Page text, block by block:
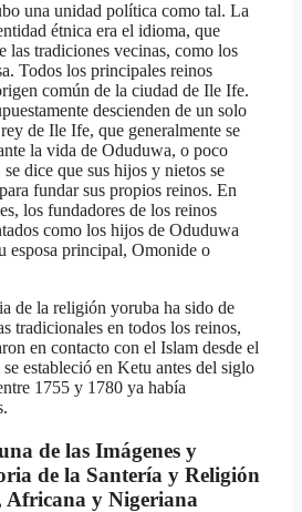
una unidad política como tal. La
étnica era el idioma, que
las tradiciones vecinas, como los
Todos los principales reinos
común de la ciudad de Ile Ife.
descienden de un solo
de Ile Ife, que generalmente se
la vida de Oduduwa, o poco
se dice que sus hijos y nietos se
fundar sus propios reinos. En
los fundadores de los reinos
como los hijos de Oduduwa
esposa principal, Omonide o
de la religión yoruba ha sido de
tradicionales en todos los reinos,
en contacto con el Islam desde el
estableció en Ketu antes del siglo
1755 y 1780 ya había
de las Imágenes y
de la Santería y Religión
y Nigeriana